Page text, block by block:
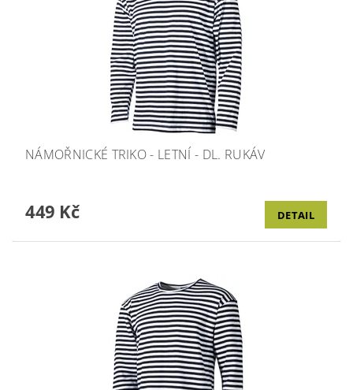
NÁMOŘNICKÉ TRIKO - LETNÍ - DL. RUKÁV
449 Kč DETAIL